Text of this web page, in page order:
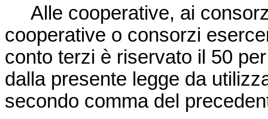
Alle cooperative, ai
cooperative o consorzi
conto terzi è riservato il 50
dalla presente legge da
secondo comma del